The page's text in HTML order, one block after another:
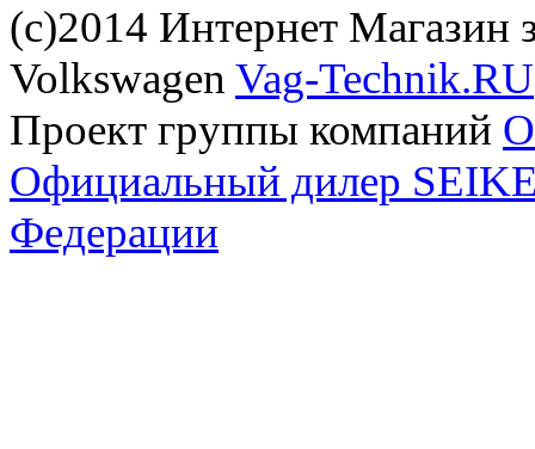
(с)2014 Интернет Магазин
Volkswagen Vag-Technik.RU
Проект группы компаний
Официальный дилер
Федерации